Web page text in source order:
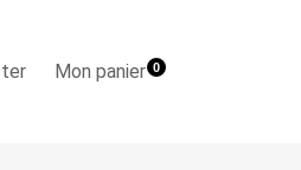
Mon panier0